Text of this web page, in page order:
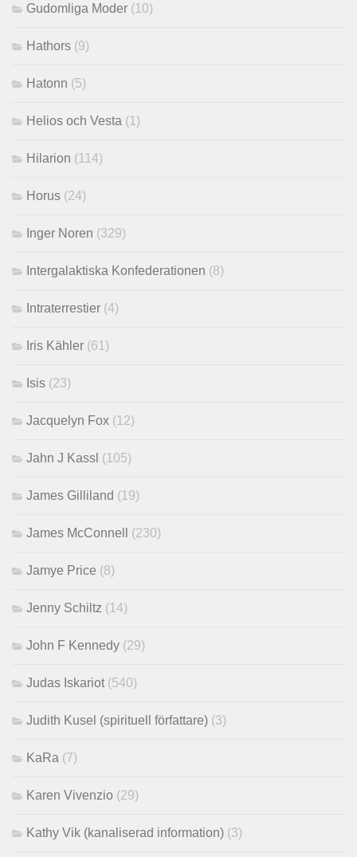
Gudomliga Moder (10)
Hathors (9)
Hatonn (5)
Helios och Vesta (1)
Hilarion (114)
Horus (24)
Inger Noren (329)
Intergalaktiska Konfederationen (8)
Intraterrestier (4)
Iris Kähler (61)
Isis (23)
Jacquelyn Fox (12)
Jahn J Kassl (105)
James Gilliland (19)
James McConnell (230)
Jamye Price (8)
Jenny Schiltz (14)
John F Kennedy (29)
Judas Iskariot(540)
Judith Kusel (spirituell författare) (3)
KaRa (7)
Karen Vivenzio (29)
Kathy Vik (kanaliserad information) (3)